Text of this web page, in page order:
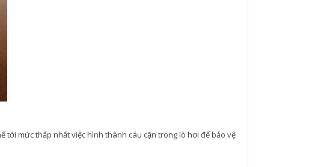
mức thấp nhất việc hình thành cáu cặn trong lò hơi để bảo vệ